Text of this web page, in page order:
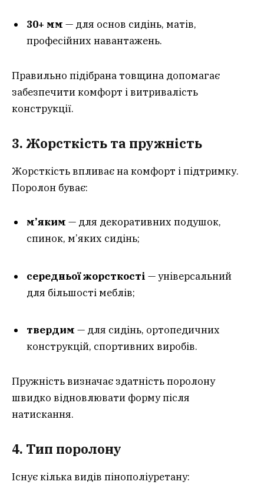
30+ мм — для основ сидінь, матів,
професійних навантажень.
Правильно підібрана товщина допомагає
забезпечити комфорт і витривалість
конструкції.
3. Жорсткість та пружність
Жорсткість впливає на комфорт і підтримку.
Поролон буває:
м’яким — для декоративних подушок,
спинок, м’яких сидінь;
середньої жорсткості — універсальний
для більшості меблів;
твердим — для сидінь, ортопедичних
конструкцій, спортивних виробів.
Пружність визначає здатність поролону
швидко відновлювати форму після
натискання.
4. Тип поролону
Існує кілька видів пінополіуретану: